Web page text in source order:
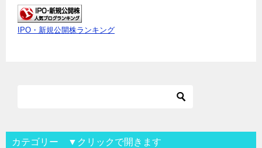
IPO・新規公開株ランキング
カテゴリー ▼クリックで開きます